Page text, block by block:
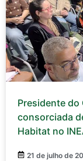
Presidente do
consorciada
Habitat no
21 de julho de